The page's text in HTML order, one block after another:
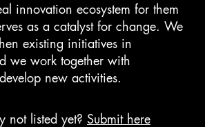
innovation ecosystem for them
as a catalyst for change. We
existing initiatives in
we work together with
new activities.
not listed yet? Submit here